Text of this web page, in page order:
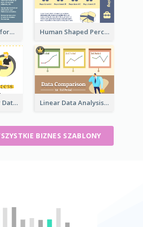
Circular Chart Information Comparison Human Shaped Percentage
Bar And Circular Data Analysis Linear Data Analysis Comparison
BIZNES SZABLONY